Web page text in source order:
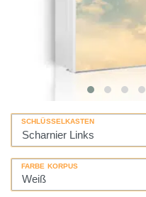
SCHLÜSSELKASTEN
FARBE KORPUS